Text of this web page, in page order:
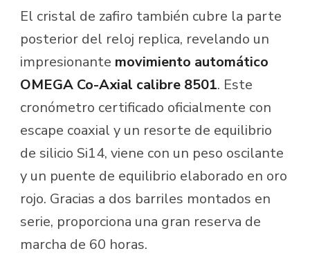
El cristal de zafiro también cubre la parte
posterior del reloj replica, revelando un
impresionante movimiento automático
OMEGA Co-Axial calibre 8501. Este
cronómetro certificado oficialmente con
escape coaxial y un resorte de equilibrio
de silicio Si14, viene con un peso oscilante
y un puente de equilibrio elaborado en oro
rojo. Gracias a dos barriles montados en
serie, proporciona una gran reserva de
marcha de 60 horas.